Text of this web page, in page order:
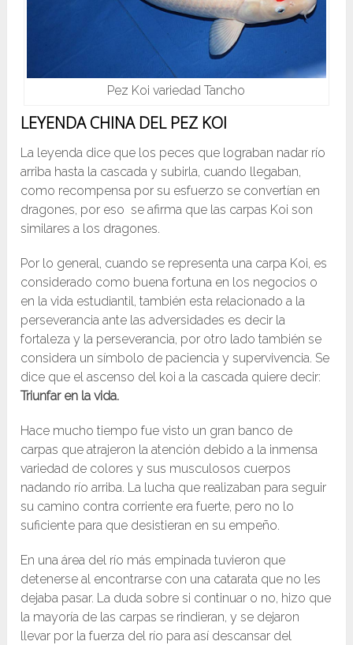
Pez Koi variedad Tancho
LEYENDA CHINA DEL PEZ KOI
La leyenda dice que los peces que lograban nadar río
arriba hasta la cascada y subirla, cuando llegaban,
como recompensa por su esfuerzo se convertían en
dragones, por eso se afirma que las carpas Koi son
similares a los dragones.
Por lo general, cuando se representa una carpa Koi, es
considerado como buena fortuna en los negocios o
en la vida estudiantil, también esta relacionado a la
perseverancia ante las adversidades es decir la
fortaleza y la perseverancia, por otro lado también se
considera un símbolo de paciencia y supervivencia. Se
dice que el ascenso del koi a la cascada quiere decir:
Triunfar en la vida.
Hace mucho tiempo fue visto un gran banco de
carpas que atrajeron la atención debido a la inmensa
variedad de colores y sus musculosos cuerpos
nadando río arriba. La lucha que realizaban para seguir
su camino contra corriente era fuerte, pero no lo
suficiente para que desistieran en su empeño.
En una área del río más empinada tuvieron que
detenerse al encontrarse con una catarata que no les
dejaba pasar. La duda sobre si continuar o no, hizo que
la mayoría de las carpas se rindieran, y se dejaron
llevar por la fuerza del río para así descansar del